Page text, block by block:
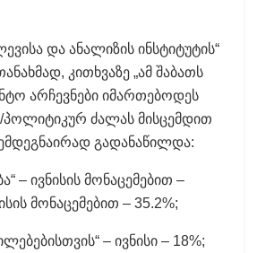
და ანალიზის ინსტიტუტის“
კითხვაზე „ამ შაბათს
არჩევნები იმართებოდეს
ძალას მისცემდით
გადანაწილდა:
– ივნისის მონაცემებით –
მონაცემებით – 35.2%;
– ივნისი – 18%;